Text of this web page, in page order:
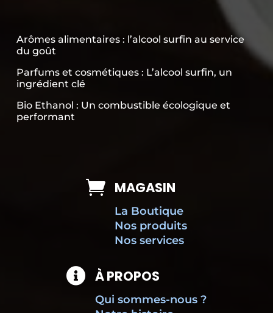
Arômes alimentaires : l’alcool surfin au service
du goût
Parfums et cosmétiques : L’alcool surfin, un
ingrédient clé
Bio Ethanol : Un combustible écologique et
performant
 MAGASIN
La Boutique
Nos produits
Nos services
 À PROPOS
Qui sommes-nous ?